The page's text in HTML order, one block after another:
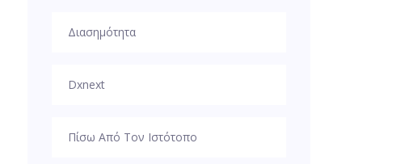
Διασημότητα
Dxnext
Πίσω Από Τον Ιστότοπο